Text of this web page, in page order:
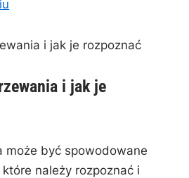
i jak je
może być spowodowane
⁤należy rozpoznać i⁤